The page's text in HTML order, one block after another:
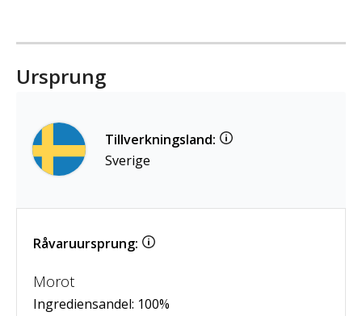
Ursprung
Tillverkningsland:
Sverige
Råvaruursprung:
Morot
Ingrediensandel: 100%